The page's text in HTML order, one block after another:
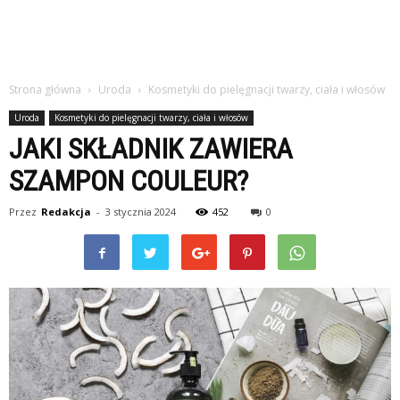
Strona główna Uroda Kosmetyki do pielęgnacji twarzy, ciała i włosów
Uroda Kosmetyki do pielęgnacji twarzy, ciała i włosów
JAKI SKŁADNIK ZAWIERA
SZAMPON COULEUR?
Przez Redakcja - 3 stycznia 2024 452 0